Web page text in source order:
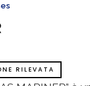
RILEVATA